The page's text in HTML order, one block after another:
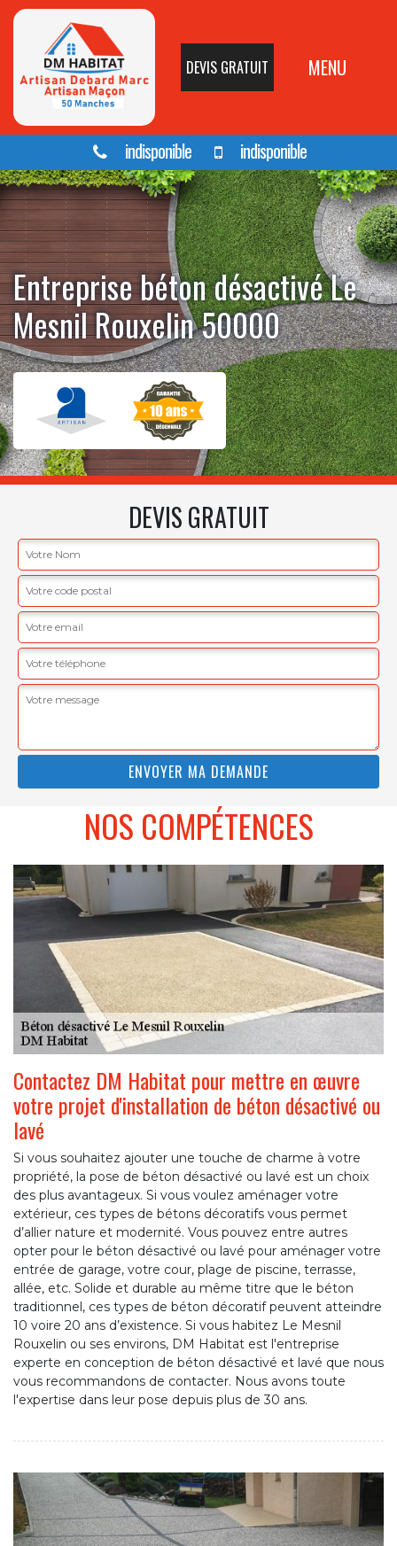
DEVIS GRATUIT MENU
indisponible indisponible
Entreprise béton désactivé Le
Mesnil Rouxelin 50000
DEVIS GRATUIT
NOS COMPÉTENCES
Contactez DM Habitat pour mettre en œuvre
votre projet d'installation de béton désactivé ou
lavé
Si vous souhaitez ajouter une touche de charme à votre
propriété, la pose de béton désactivé ou lavé est un choix
des plus avantageux. Si vous voulez aménager votre
extérieur, ces types de bétons décoratifs vous permet
d’allier nature et modernité. Vous pouvez entre autres
opter pour le béton désactivé ou lavé pour aménager votre
entrée de garage, votre cour, plage de piscine, terrasse,
allée, etc. Solide et durable au même titre que le béton
traditionnel, ces types de béton décoratif peuvent atteindre
10 voire 20 ans d’existence. Si vous habitez Le Mesnil
Rouxelin ou ses environs, DM Habitat est l'entreprise
experte en conception de béton désactivé et lavé que nous
vous recommandons de contacter. Nous avons toute
l'expertise dans leur pose depuis plus de 30 ans.